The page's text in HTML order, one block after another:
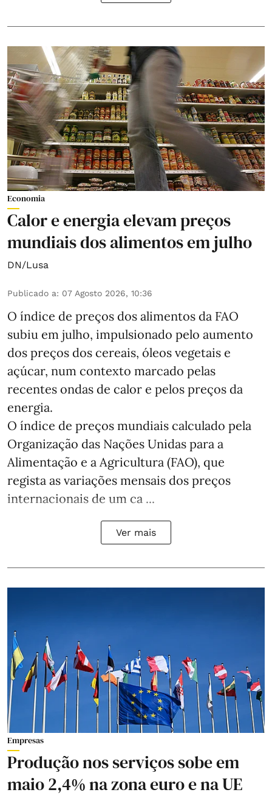
Economia
Calor e energia elevam preços
mundiais dos alimentos em julho
DN/Lusa
Publicado a: 07 Agosto 2026, 10:36
O índice de preços dos alimentos da FAO
subiu em julho, impulsionado pelo aumento
dos preços dos cereais, óleos vegetais e
açúcar, num contexto marcado pelas
recentes ondas de calor e pelos preços da
energia.
O índice de preços mundiais calculado pela
Organização das Nações Unidas para a
Alimentação e a Agricultura (FAO), que
regista as variações mensais dos preços
internacionais de um ca ...
Ver mais
Empresas
Produção nos serviços sobe em
maio 2,4% na zona euro e na UE